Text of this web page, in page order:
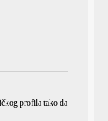
profila tako da